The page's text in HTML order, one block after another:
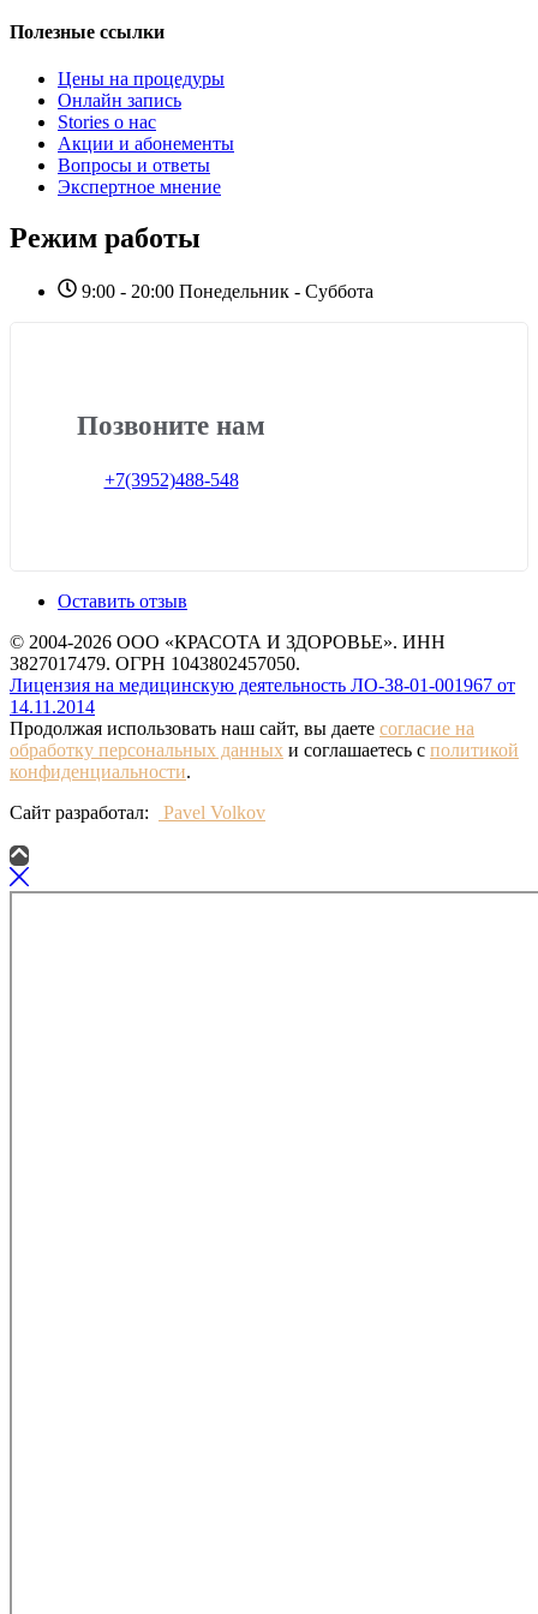
Полезные ссылки
Цены на процедуры
Онлайн запись
Stories о нас
Акции и абонементы
Вопросы и ответы
Экспертное мнение
Режим работы
9:00 - 20:00 Понедельник - Суббота
Позвоните нам
+7(3952)488-548
Оставить отзыв
© 2004-2026 ООО «КРАСОТА И ЗДОРОВЬЕ». ИНН
3827017479. ОГРН 1043802457050.
Лицензия на медицинскую деятельность ЛО-38-01-001967 от
14.11.2014
Продолжая использовать наш сайт, вы даете согласие на
обработку персональных данных и соглашаетесь с политикой
конфиденциальности.
Сайт разработал:
Pavel Volkov